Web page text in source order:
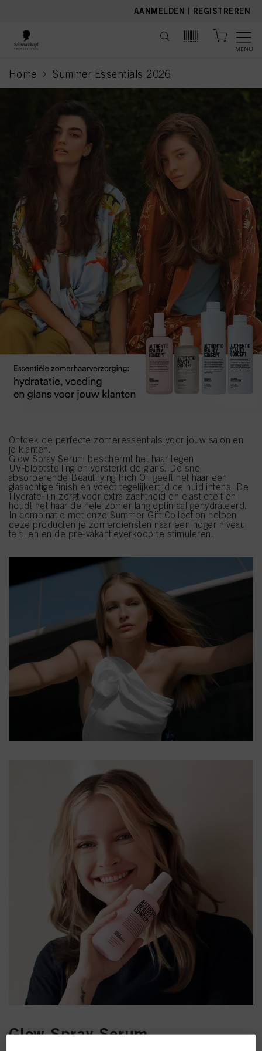
AANMELDEN | REGISTREREN
MENU
Home Summer Essentials 2026
current page
Ontdek de perfecte zomeressentials voor jouw salon en
je klanten.
Glow Spray Serum beschermt het haar tegen
UV‑blootstelling en versterkt de glans. De snel
absorberende Beautifying Rich Oil geeft het haar een
glasachtige finish en voedt tegelijkertijd de huid intens. De
Hydrate‑lijn zorgt voor extra zachtheid en elasticiteit en
houdt het haar de hele zomer lang optimaal gehydrateerd.
In combinatie met onze Summer Gift Collection helpen
deze producten je zomerdiensten naar een hoger niveau
te tillen en de pre‑vakantieverkoop te stimuleren.
Glow Spray Serum